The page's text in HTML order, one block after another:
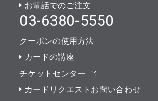
お電話でのご注文
03-6380-5550
クーポンの使用方法
カードの講座
チケットセンター
カードリクエストお問い合わせ